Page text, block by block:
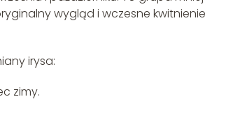
wygląd i wczesne kwitnienie
irysa:
zimy.